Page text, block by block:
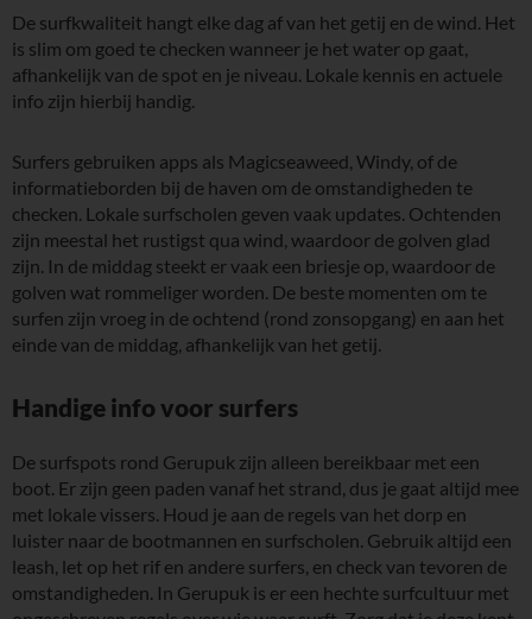
De surfkwaliteit hangt elke dag af van het getij en de wind. Het
is slim om goed te checken wanneer je het water op gaat,
afhankelijk van de spot en je niveau. Lokale kennis en actuele
info zijn hierbij handig.
Surfers gebruiken apps als Magicseaweed, Windy, of de
informatieborden bij de haven om de omstandigheden te
checken. Lokale surfscholen geven vaak updates. Ochtenden
zijn meestal het rustigst qua wind, waardoor de golven glad
zijn. In de middag steekt er vaak een briesje op, waardoor de
golven wat rommeliger worden. De beste momenten om te
surfen zijn vroeg in de ochtend (rond zonsopgang) en aan het
einde van de middag, afhankelijk van het getij.
Handige info voor surfers
De surfspots rond Gerupuk zijn alleen bereikbaar met een
boot. Er zijn geen paden vanaf het strand, dus je gaat altijd mee
met lokale vissers. Houd je aan de regels van het dorp en
luister naar de bootmannen en surfscholen. Gebruik altijd een
leash, let op het rif en andere surfers, en check van tevoren de
omstandigheden. In Gerupuk is er een hechte surfcultuur met